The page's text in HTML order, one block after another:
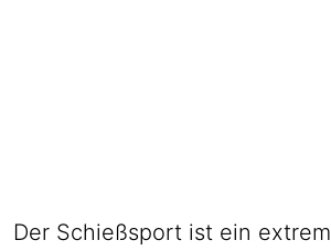
Der Schießsport ist ein extrem